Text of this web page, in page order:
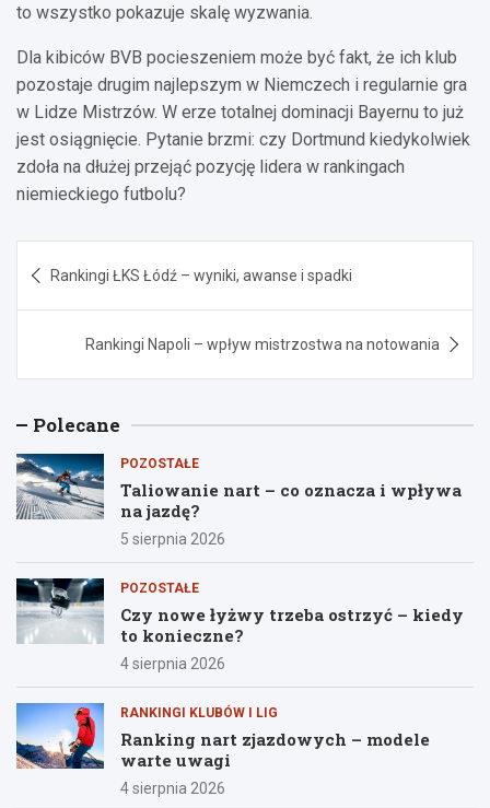
to wszystko pokazuje skalę wyzwania.
Dla kibiców BVB pocieszeniem może być fakt, że ich klub
pozostaje drugim najlepszym w Niemczech i regularnie gra
w Lidze Mistrzów. W erze totalnej dominacji Bayernu to już
jest osiągnięcie. Pytanie brzmi: czy Dortmund kiedykolwiek
zdoła na dłużej przejąć pozycję lidera w rankingach
niemieckiego futbolu?
wpisu
Rankingi ŁKS Łódź – wyniki, awanse i spadki
Rankingi Napoli – wpływ mistrzostwa na notowania
Polecane
POZOSTAŁE
Taliowanie nart – co oznacza i wpływa
na jazdę?
5 sierpnia 2026
POZOSTAŁE
Czy nowe łyżwy trzeba ostrzyć – kiedy
to konieczne?
4 sierpnia 2026
RANKINGI KLUBÓW I LIG
Ranking nart zjazdowych – modele
warte uwagi
4 sierpnia 2026